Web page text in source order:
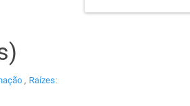
, Raízes: